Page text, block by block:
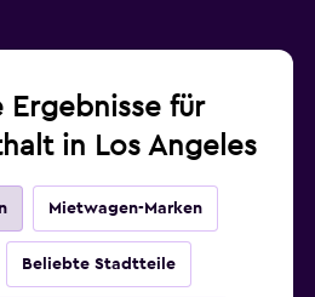
Ergebnisse für
in Los Angeles
Mietwagen-Marken
Beliebte Stadtteile